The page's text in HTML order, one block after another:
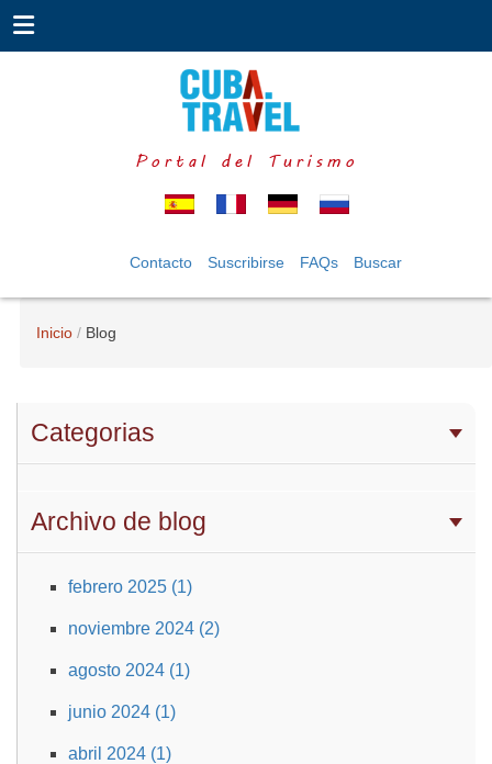
Portal del Turismo
Contacto Suscribirse FAQs Buscar
Inicio Blog
Categorias
Archivo de blog
febrero 2025 (1)
noviembre 2024 (2)
agosto 2024 (1)
junio 2024 (1)
abril 2024 (1)